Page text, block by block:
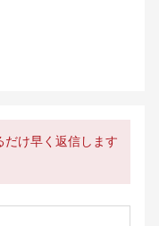
け早く返信します